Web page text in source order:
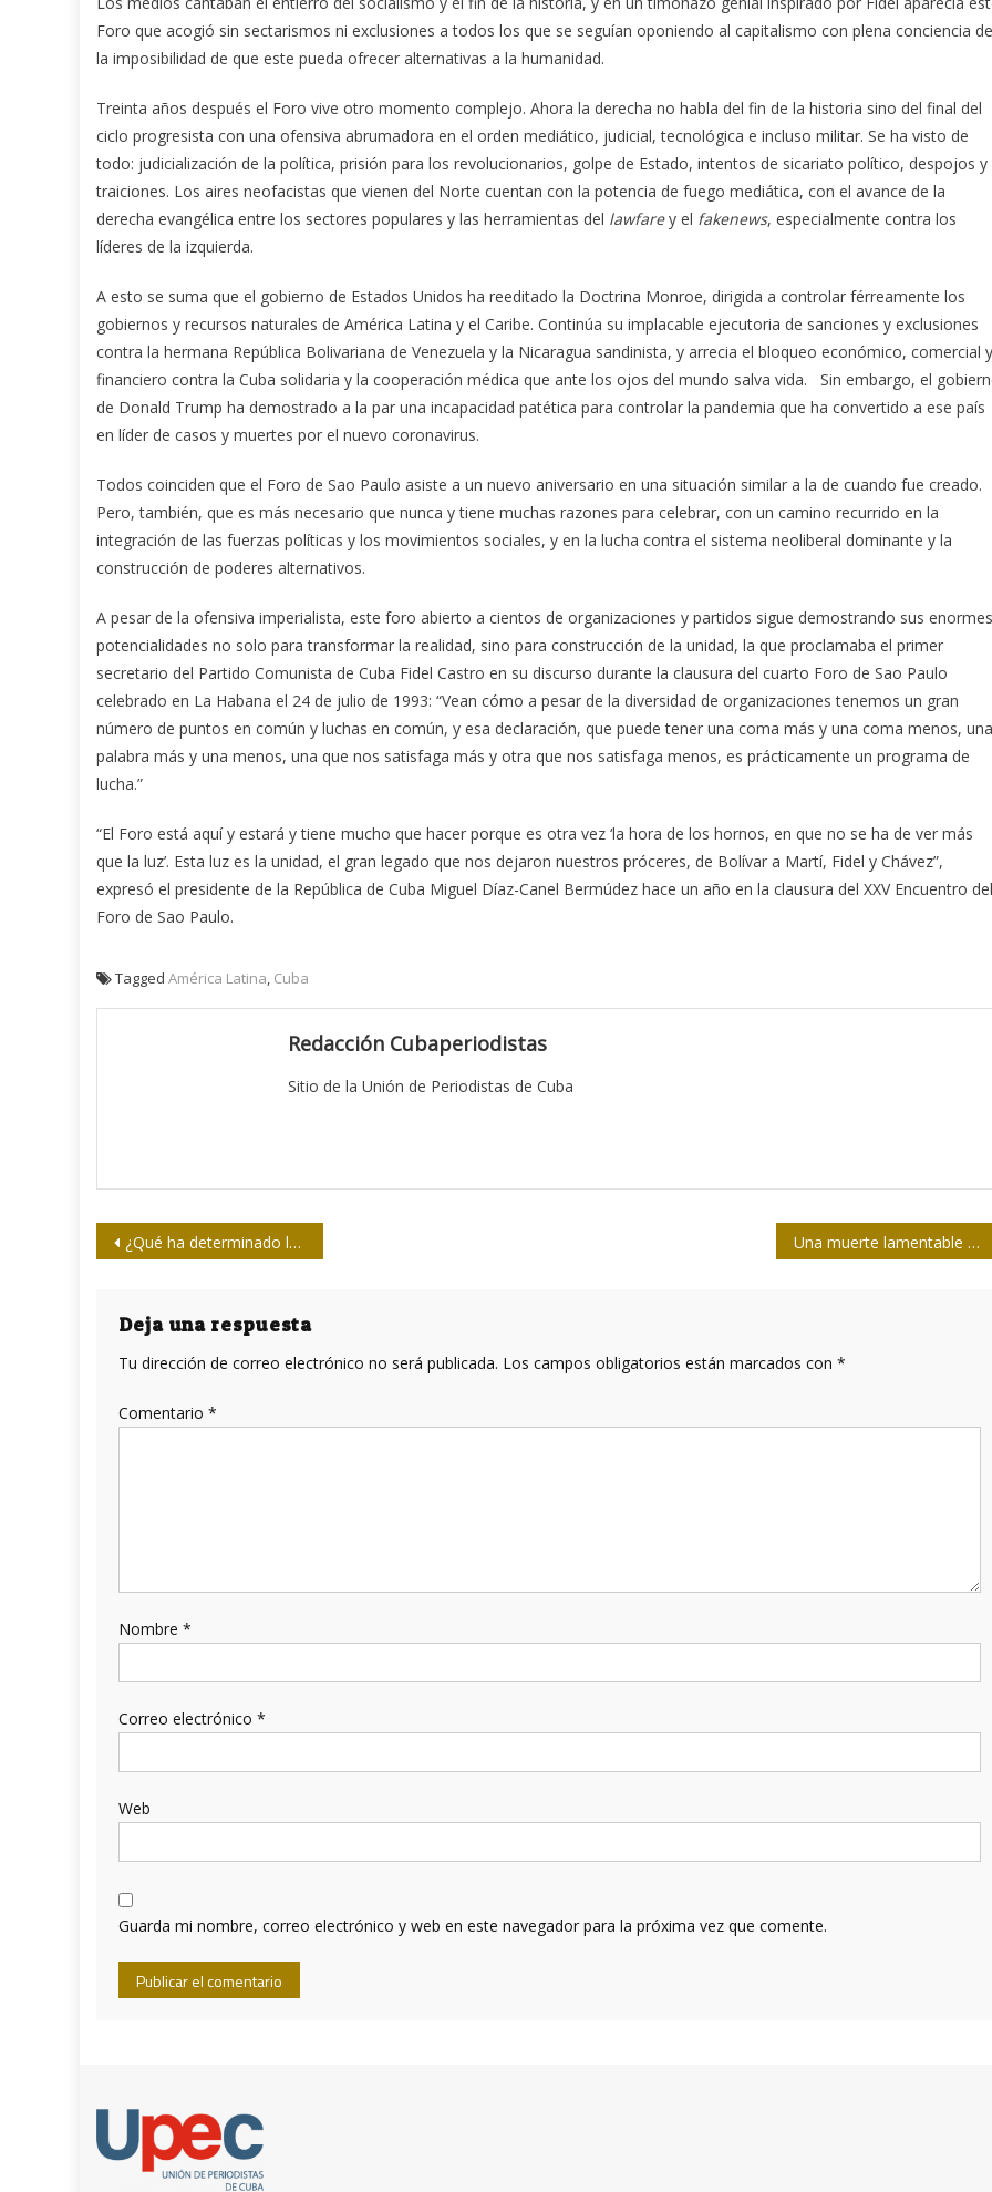
Foro que acogió sin sectarismos ni exclusiones a todos los que se seguían oponiendo al capitalismo con plena conciencia de
la imposibilidad de que este pueda ofrecer alternativas a la humanidad.
Treinta años después el Foro vive otro momento complejo. Ahora la derecha no habla del fin de la historia sino del final del
ciclo progresista con una ofensiva abrumadora en el orden mediático, judicial, tecnológica e incluso militar. Se ha visto de
todo: judicialización de la política, prisión para los revolucionarios, golpe de Estado, intentos de sicariato político, despojos y
traiciones. Los aires neofacistas que vienen del Norte cuentan con la potencia de fuego mediática, con el avance de la
derecha evangélica entre los sectores populares y las herramientas del lawfarey el fakenews, especialmente contra los
líderes de la izquierda.
A esto se suma que el gobierno de Estados Unidos ha reeditado la Doctrina Monroe, dirigida a controlar férreamente los
gobiernos y recursos naturales de América Latina y el Caribe. Continúa su implacable ejecutoria de sanciones y exclusiones
contra la hermana República Bolivariana de Venezuela y la Nicaragua sandinista, y arrecia el bloqueo económico, comercial y
financiero contra la Cuba solidaria y la cooperación médica que ante los ojos del mundo salva vida. Sin embargo, el
de Donald Trump ha demostrado a la par una incapacidad patética para controlar la pandemia que ha convertido a ese país
en líder de casos y muertes por el nuevo coronavirus.
Todos coinciden que el Foro de Sao Paulo asiste a un nuevo aniversario en una situación similar a la de cuando fue creado.
Pero, también, que es más necesario que nunca y tiene muchas razones para celebrar, con un camino recurrido en la
integración de las fuerzas políticas y los movimientos sociales, y en la lucha contra el sistema neoliberal dominante y la
construcción de poderes alternativos.
A pesar de la ofensiva imperialista, este foro abierto a cientos de organizaciones y partidos sigue demostrando sus enormes
potencialidades no solo para transformar la realidad, sino para construcción de la unidad, la que proclamaba el primer
secretario del Partido Comunista de Cuba Fidel Castro en su discurso durante la clausura del cuarto Foro de Sao Paulo
celebrado en La Habana el 24 de julio de 1993: “Vean cómo a pesar de la diversidad de organizaciones tenemos un gran
número de puntos en común y luchas en común, y esa declaración, que puede tener una coma más y una coma menos, una
palabra más y una menos, una que nos satisfaga más y otra que nos satisfaga menos, es prácticamente un programa de
lucha.”
“El Foro está aquí y estará y tiene mucho que hacer porque es otra vez ‘la hora de los hornos, en que no se ha de ver más
que la luz’. Esta luz es la unidad, el gran legado que nos dejaron nuestros próceres, de Bolívar a Martí, Fidel y Chávez”,
expresó el presidente de la República de Cuba Miguel Díaz-Canel Bermúdez hace un año en la clausura del XXV Encuentro del
Foro de Sao Paulo.
Tagged América Latina, Cuba
Redacción Cubaperiodistas
Sitio de la Unión de Periodistas de Cuba
Navegación
entradas
¿Qué ha determinado la falta de medicamentos en Cuba? Una muerte lamentable y otra campaña contra Cuba
Deja una respuesta
Tu dirección de correo electrónico no será publicada. Los campos obligatorios están marcados con *
Comentario *
Nombre *
Correo electrónico *
Web
Guarda mi nombre, correo electrónico y web en este navegador para la próxima vez que comente.